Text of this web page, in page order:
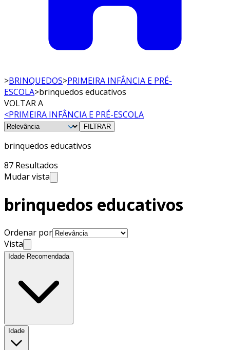
>BRINQUEDOS>PRIMEIRA INFÂNCIA E PRÉ-
ESCOLA>brinquedos educativos
VOLTAR A
<PRIMEIRA INFÂNCIA E PRÉ-ESCOLA
FILTRAR
brinquedos educativos
87 Resultados
Mudar vista
brinquedos educativos
Ordenar por
Vista
Idade Recomendada
Idade